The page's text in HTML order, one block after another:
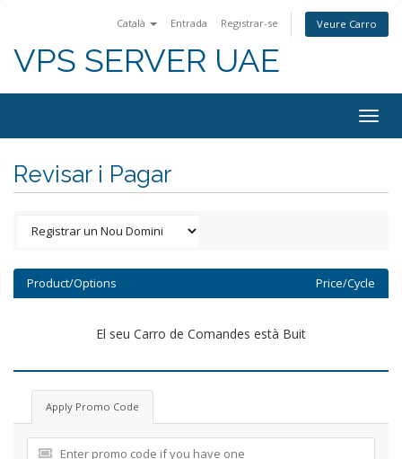
Català Entrada Registrar-se Veure Carro
VPS SERVER UAE
Revisar i Pagar
Product/Options Price/Cycle
El seu Carro de Comandes està Buit
Apply Promo Code